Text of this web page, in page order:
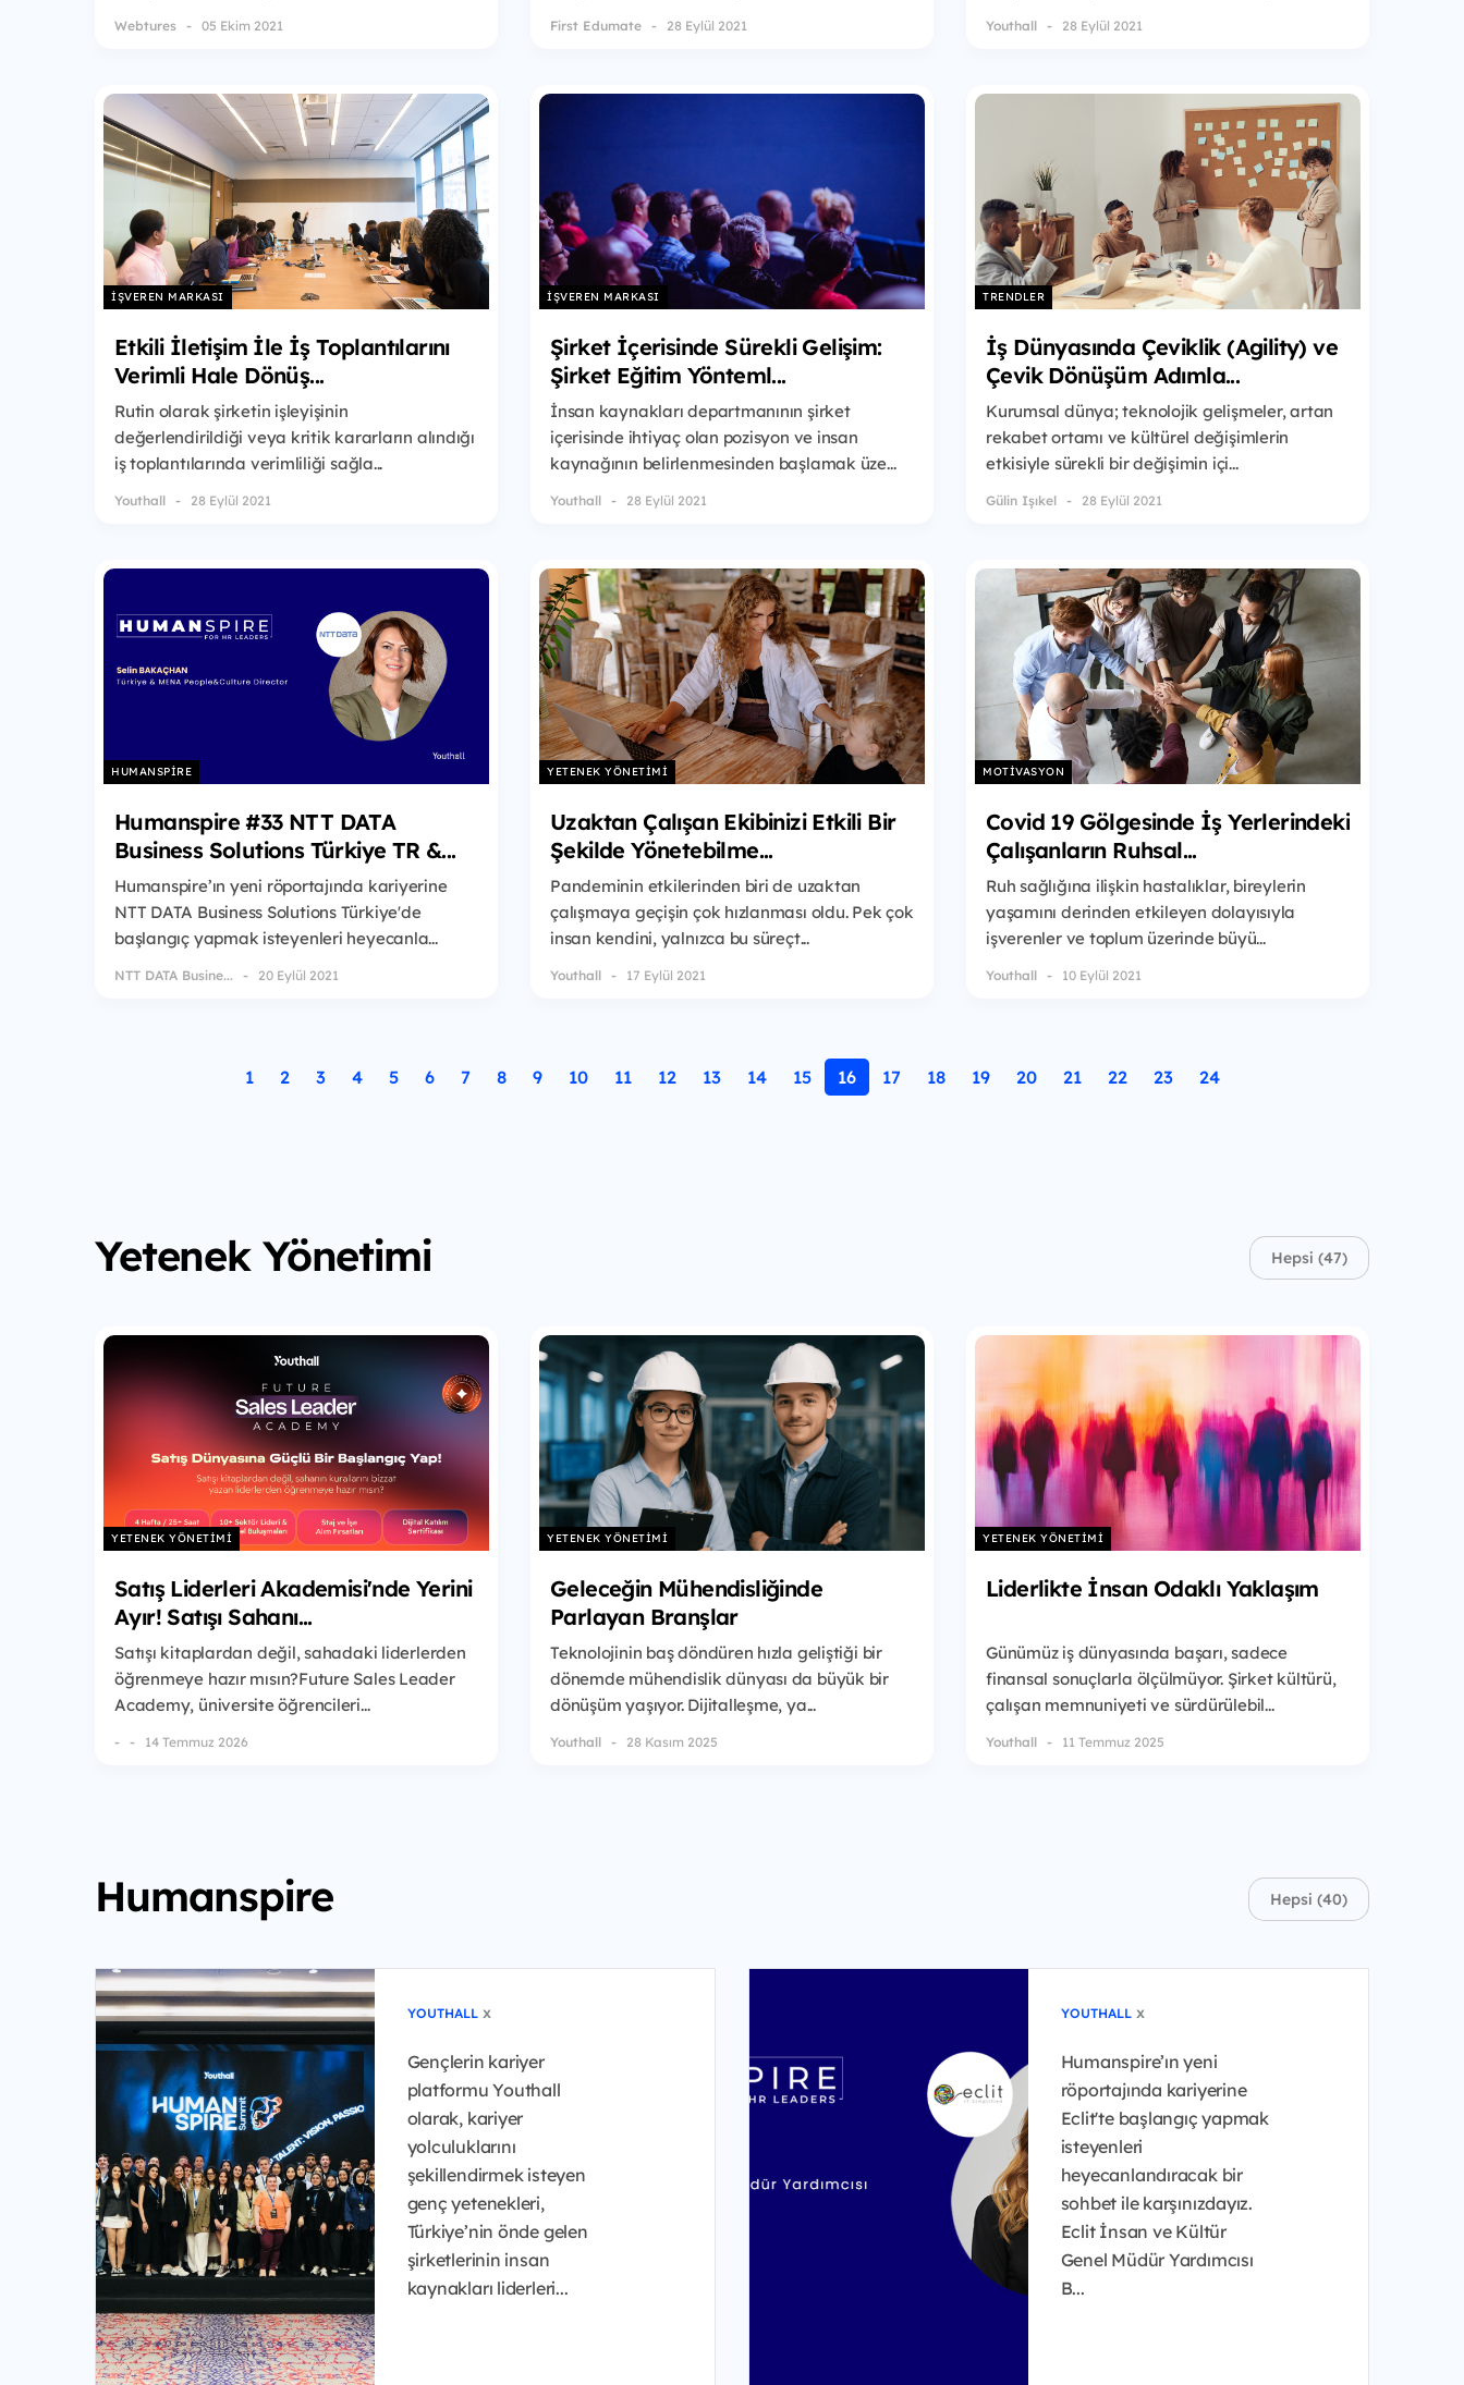
Webtures 05 Ekim 2021 First Edumate 28 Eylül 2021 Youthall 28 Eylül 2021
İŞVEREN MARKASI
Etkili İletişim İle İş Toplantılarını
Verimli Hale Dönüş...
Rutin olarak şirketin işleyişinin
değerlendirildiği veya kritik kararların alındığı
iş toplantılarında verimliliği sağla...
Youthall 28 Eylül 2021
İŞVEREN MARKASI
Şirket İçerisinde Sürekli Gelişim:
Şirket Eğitim Yönteml...
İnsan kaynakları departmanının şirket
içerisinde ihtiyaç olan pozisyon ve insan
kaynağının belirlenmesinden başlamak üze...
Youthall 28 Eylül 2021
TRENDLER
İş Dünyasında Çeviklik (Agility) ve
Çevik Dönüşüm Adımla...
Kurumsal dünya; teknolojik gelişmeler, artan
rekabet ortamı ve kültürel değişimlerin
etkisiyle sürekli bir değişimin içi...
Gülin Işıkel 28 Eylül 2021
HUMANSPIRE
Humanspire #33 NTT DATA
Business Solutions Türkiye TR &...
Humanspire’ın yeni röportajında kariyerine
NTT DATA Business Solutions Türkiye'de
başlangıç yapmak isteyenleri heyecanla...
NTT DATA Busine... 20 Eylül 2021
YETENEK YÖNETIMI
Uzaktan Çalışan Ekibinizi Etkili Bir
Şekilde Yönetebilme...
Pandeminin etkilerinden biri de uzaktan
çalışmaya geçişin çok hızlanması oldu. Pek çok
insan kendini, yalnızca bu süreçt...
Youthall 17 Eylül 2021
MOTIVASYON
Covid 19 Gölgesinde İş Yerlerindeki
Çalışanların Ruhsal...
Ruh sağlığına ilişkin hastalıklar, bireylerin
yaşamını derinden etkileyen dolayısıyla
işverenler ve toplum üzerinde büyü...
Youthall 10 Eylül 2021
1 2 3 4 5 6 7 8 9 10 11 12 13 14 15 16 17 18 19 20 21 22 23 24
Yetenek Yönetimi Hepsi (47)
YETENEK YÖNETIMI
Satış Liderleri Akademisi'nde Yerini
Ayır! Satışı Sahanı...
Satışı kitaplardan değil, sahadaki liderlerden
öğrenmeye hazır mısın?Future Sales Leader
Academy, üniversite öğrencileri...
- 14 Temmuz 2026
YETENEK YÖNETIMI
Geleceğin Mühendisliğinde
Parlayan Branşlar
Teknolojinin baş döndüren hızla geliştiği bir
dönemde mühendislik dünyası da büyük bir
dönüşüm yaşıyor. Dijitalleşme, ya...
Youthall 28 Kasım 2025
YETENEK YÖNETIMI
Liderlikte İnsan Odaklı Yaklaşım
Günümüz iş dünyasında başarı, sadece
finansal sonuçlarla ölçülmüyor. Şirket kültürü,
çalışan memnuniyeti ve sürdürülebil...
Youthall 11 Temmuz 2025
Humanspire Hepsi (40)
YOUTHALL x
Gençlerin kariyer
platformu Youthall
olarak, kariyer
yolculuklarını
şekillendirmek isteyen
genç yetenekleri,
Türkiye’nin önde gelen
şirketlerinin insan
kaynakları liderleri...
YOUTHALL x
Humanspire’ın yeni
röportajında kariyerine
Eclit'te başlangıç yapmak
isteyenleri
heyecanlandıracak bir
sohbet ile karşınızdayız.
Eclit İnsan ve Kültür
Genel Müdür Yardımcısı
B...